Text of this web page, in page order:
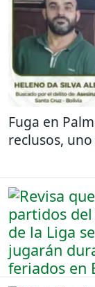
Fuga en
reclusos,